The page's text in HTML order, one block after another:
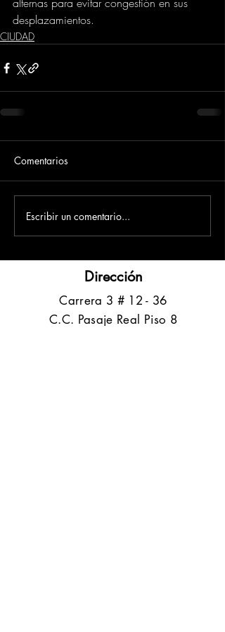
desplazamientos.
CIUDAD
Comentarios
Escribir un comentario...
Dirección
​Carrera 3 # 12 - 36
C.C. Pasaje Real Piso 8